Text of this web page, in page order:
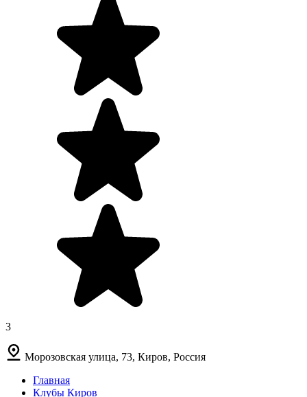
3
Морозовская улица, 73, Киров, Россия
Главная
Клубы Киров